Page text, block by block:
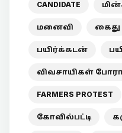
CANDIDATE
மனைவி கைது
பயிர்க்கடன்
விவசாயிகள்
FARMERS PROTEST
கோவில்பட்டி